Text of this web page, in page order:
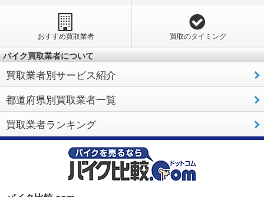
おすすめ買取業者 買取のタイミング
バイク買取業者について
買取業者別サービス紹介
都道府県別買取業者一覧
買取業者ランキング